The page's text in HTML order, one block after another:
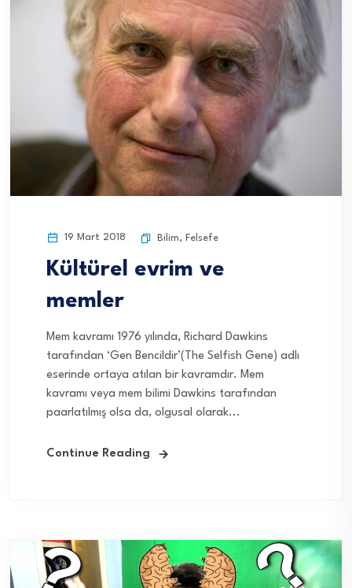
19 Mart 2018 Bilim, Felsefe
Kültürel evrim ve
memler
Mem kavramı 1976 yılında, Richard Dawkins
tarafından ‘Gen Bencildir’(The Selfish Gene) adlı
eserinde ortaya atılan bir kavramdır. Mem
kavramı veya mem bilimi Dawkins tarafından
paarlatılmış olsa da, olgusal olarak...
Continue Reading